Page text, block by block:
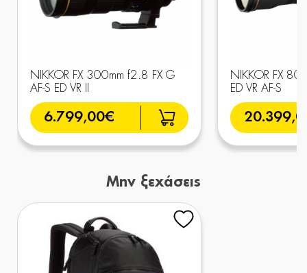
NIKKOR FX 300mm f2.8 FX G
AF-S ED VR II
6.799,00€
NIKKOR FX
ED VR AF-S
Μην ξεχάσεις